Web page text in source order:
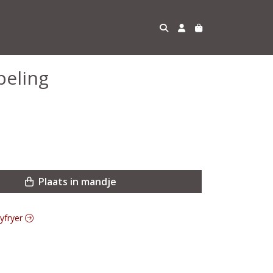
Plaats in mandje